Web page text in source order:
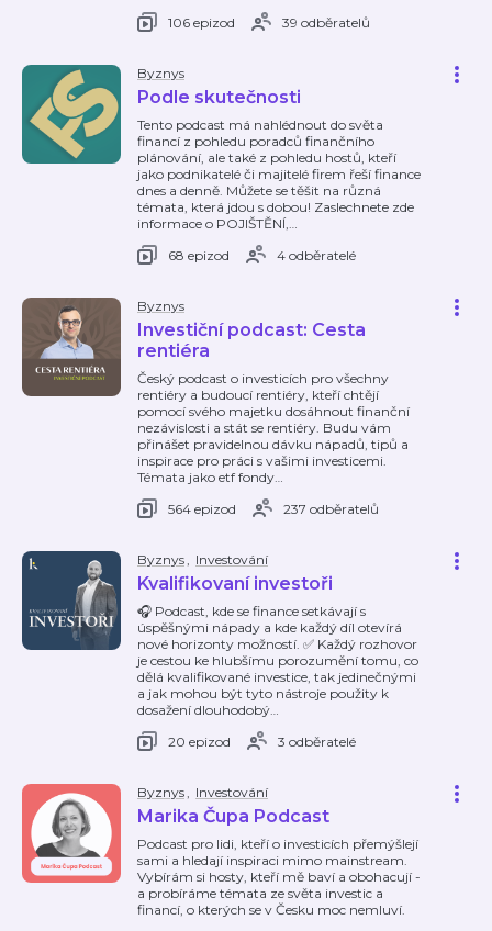
106 epizod
39 odběratelů
Byznys
Podle skutečnosti
Tento podcast má nahlédnout do světa
financí z pohledu poradců finančního
plánování, ale také z pohledu hostů, kteří
jako podnikatelé či majitelé firem řeší finance
dnes a denně. Můžete se těšit na různá
témata, která jdou s dobou! Zaslechnete zde
informace o POJIŠTĚNÍ,…
68 epizod
4 odběratelé
Byznys
Investiční podcast: Cesta
rentiéra
Český podcast o investicích pro všechny
rentiéry a budoucí rentiéry, kteří chtějí
pomocí svého majetku dosáhnout finanční
nezávislosti a stát se rentiéry. Budu vám
přinášet pravidelnou dávku nápadů, tipů a
inspirace pro práci s vašimi investicemi.
Témata jako etf fondy…
564 epizod
237 odběratelů
Byznys, Investování
Kvalifikovaní investoři
🎧 Podcast, kde se finance setkávají s
úspěšnými nápady a kde každý díl otevírá
nové horizonty možností. ✅ Každý rozhovor
je cestou ke hlubšímu porozumění tomu, co
dělá kvalifikované investice, tak jedinečnými
a jak mohou být tyto nástroje použity k
dosažení dlouhodobý…
20 epizod
3 odběratelé
Byznys, Investování
Marika Čupa Podcast
Podcast pro lidi, kteří o investicích přemýšlejí
sami a hledají inspiraci mimo mainstream.
Vybírám si hosty, kteří mě baví a obohacují -
a probíráme témata ze světa investic a
financí, o kterých se v Česku moc nemluví.